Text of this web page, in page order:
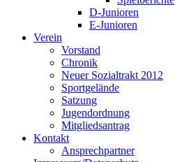
D-Junioren
E-Junioren
Verein
Vorstand
Chronik
Neuer Sozialtrakt 2012
Sportgelände
Satzung
Jugendordnung
Mitgliedsantrag
Kontakt
Ansprechpartner